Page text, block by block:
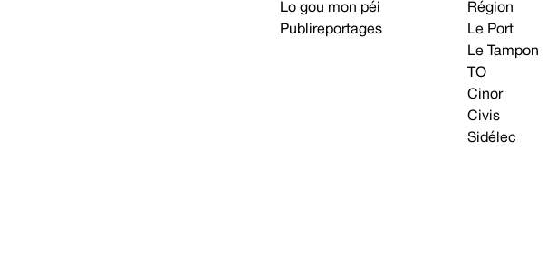
Lo gou mon péi
Publireportages
Région
Le Port
Le Tampon
TO
Cinor
Civis
Sidélec